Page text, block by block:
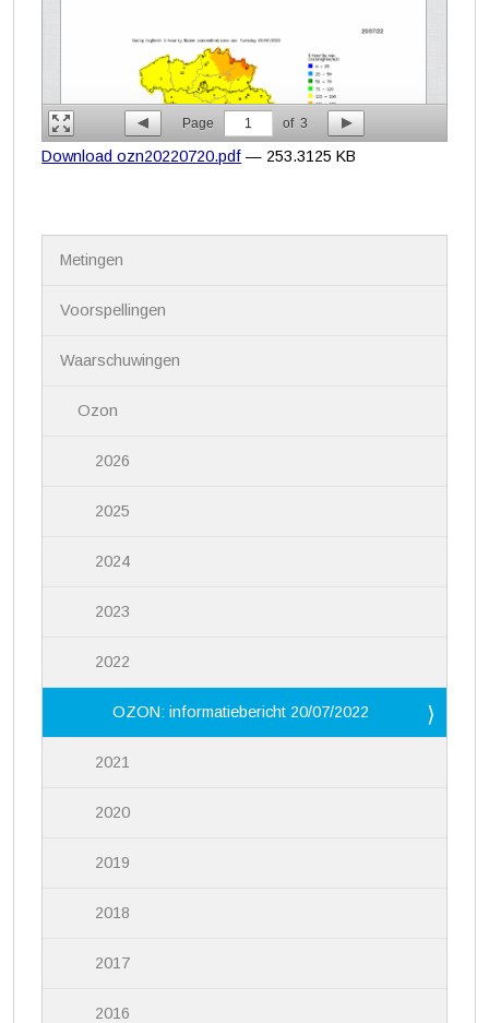
Page 1 of 3
Download ozn20220720.pdf — 253.3125 KB
Metingen
Voorspellingen
Waarschuwingen
Ozon
2026
2025
2024
2023
2022
OZON: informatiebericht 20/07/2022
2021
2020
2019
2018
2017
2016